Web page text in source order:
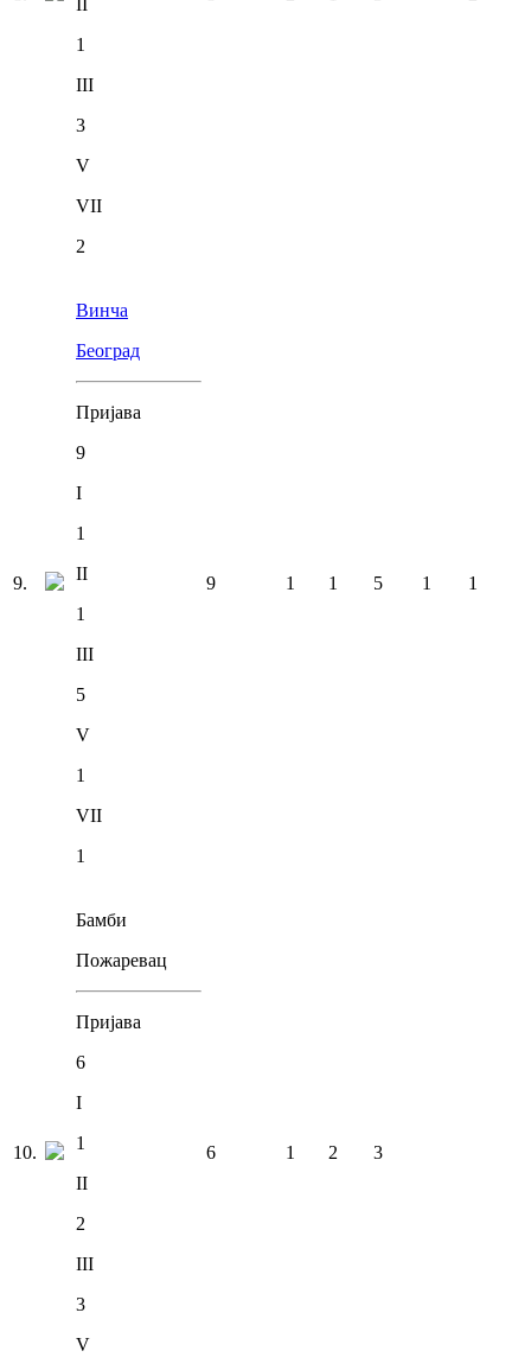
1
III
3
V
VII
2
9.
Винча
Београд
Пријава
9
I
1
II
1
III
5
V
1
VII
1
9 1 1 5 1 1
10.
Бамби
Пожаревац
Пријава
6
I
1
II
2
III
3
V
6 1 2 3